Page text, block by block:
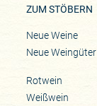
ZUM STÖBERN
Neue Weine
Neue Weingüter
Rotwein
Weißwein